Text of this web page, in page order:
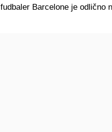
Barcelone je odlično